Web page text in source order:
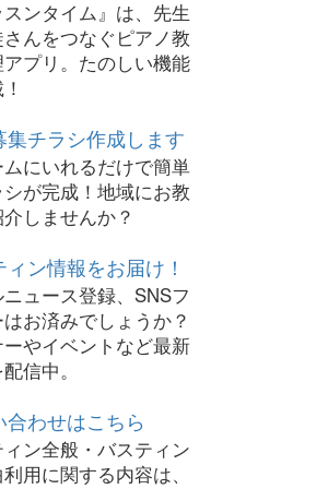
スンタイム』は、先生
さんをつなぐピアノ教
プリ。たのしい機能
集チラシ作成します
にいれるだけで簡単
が完成！地域にお教
しませんか？
ン情報をお届け！
ュース登録、SNSフ
はお済みでしょうか？
やイベントなど最新
信中。
合わせはこちら
ン全般・バスティン
用に関する内容は、